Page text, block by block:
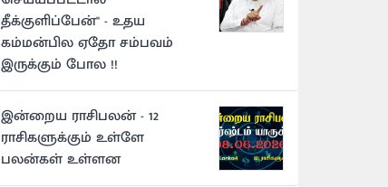
தீக்குளிப்பேன்" - உதய
கம்மன்பில ஏதோ சம்பவம்
இருக்கும் போல !!
இன்றைய ராசிபலன் - 12
ராசிகளுக்கும் உள்ளே
பலன்கள் உள்ளன